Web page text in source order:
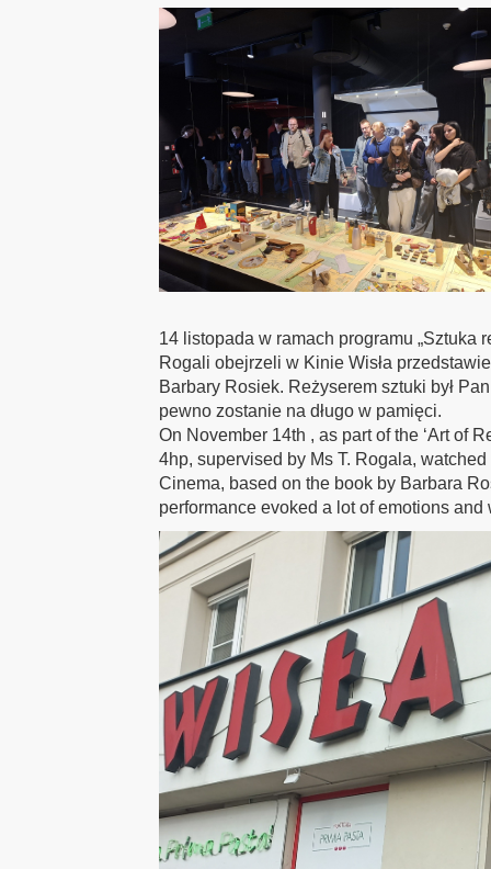
14 listopada w ramach programu „Sztuka
Rogali obejrzeli w Kinie Wisła
Barbary Rosiek. Reżyserem sztuki był
pewno zostanie na długo w pamięci.
On November 14th , as part of the ‘Art of
4hp, supervised by Ms T. Rogala,
Cinema, based on the book by Barbara
performance evoked a lot of emotions